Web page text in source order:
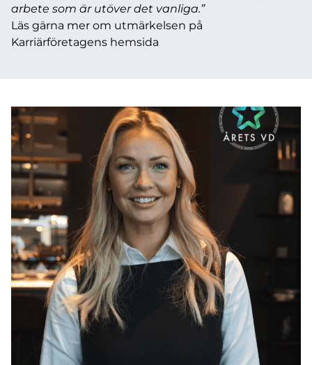
arbete som är utöver det vanliga.”
Läs gärna mer om utmärkelsen på
Karriärföretagens hemsida